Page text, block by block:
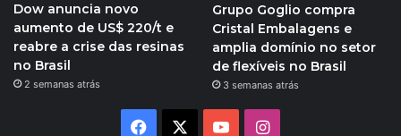
Dow anuncia novo
aumento de US$ 220/t e
reabre a crise das resinas
no Brasil
2 semanas atrás
Grupo Goglio compra
Cristal Embalagens e
amplia domínio no setor
de flexíveis no Brasil
3 semanas atrás
Facebook YouTubeInstagram